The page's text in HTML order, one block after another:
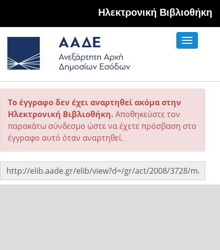
Hλεκτρονική Βιβλιοθήκη
Toggle
Το έγγραφο δεν έχει αναρτηθεί ακόμα στην
Ηλεκτρονική Βιβλιοθήκη. Αποθηκεύστε τον
παρακάτω σύνδεσμο ώστε να έχετε πρόσβαση στο
έγγραφο αυτό όταν αναρτηθεί.